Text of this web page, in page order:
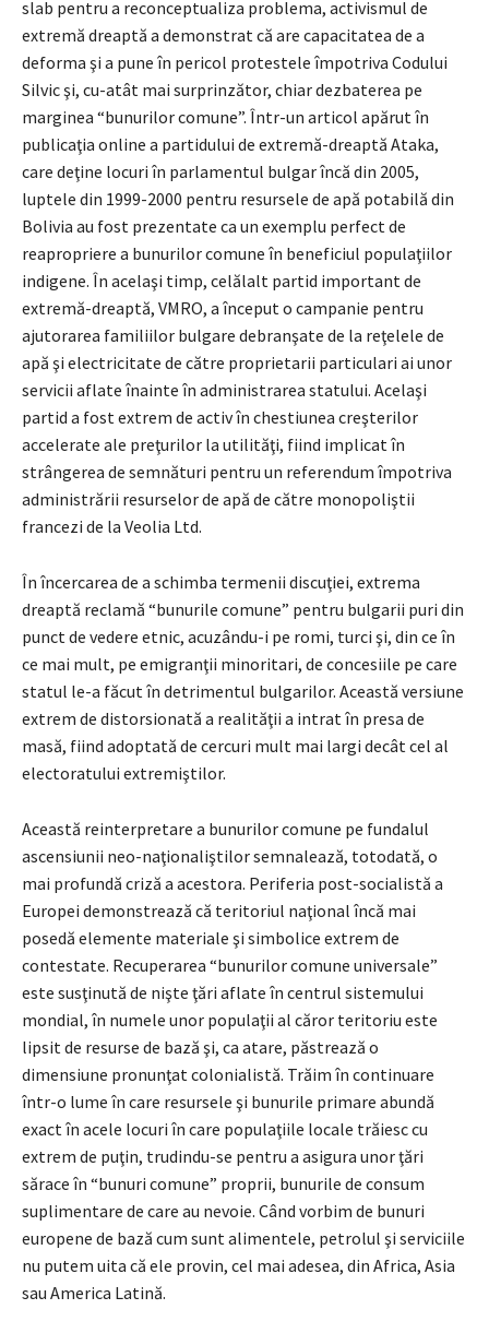
slab pentru a reconceptualiza problema, activismul de
extremă dreaptă a demonstrat că are capacitatea de a
deforma şi a pune în pericol protestele împotriva Codului
Silvic şi, cu-atât mai surprinzător, chiar dezbaterea pe
marginea “bunurilor comune”. Într-un articol apărut în
publicaţia online a partidului de extremă-dreaptă Ataka,
care deţine locuri în parlamentul bulgar încă din 2005,
luptele din 1999-2000 pentru resursele de apă potabilă din
Bolivia au fost prezentate ca un exemplu perfect de
reapropriere a bunurilor comune în beneficiul populaţiilor
indigene. În acelaşi timp, celălalt partid important de
extremă-dreaptă, VMRO, a început o campanie pentru
ajutorarea familiilor bulgare debranşate de la reţelele de
apă şi electricitate de către proprietarii particulari ai unor
servicii aflate înainte în administrarea statului. Acelaşi
partid a fost extrem de activ în chestiunea creşterilor
accelerate ale preţurilor la utilităţi, fiind implicat în
strângerea de semnături pentru un referendum împotriva
administrării resurselor de apă de către monopoliştii
francezi de la Veolia Ltd.
În încercarea de a schimba termenii discuţiei, extrema
dreaptă reclamă “bunurile comune” pentru bulgarii puri din
punct de vedere etnic, acuzându-i pe romi, turci şi, din ce în
ce mai mult, pe emigranţii minoritari, de concesiile pe care
statul le-a făcut în detrimentul bulgarilor. Această versiune
extrem de distorsionată a realităţii a intrat în presa de
masă, fiind adoptată de cercuri mult mai largi decât cel al
electoratului extremiştilor.
Această reinterpretare a bunurilor comune pe fundalul
ascensiunii neo-naţionaliştilor semnalează, totodată, o
mai profundă criză a acestora. Periferia post-socialistă a
Europei demonstrează că teritoriul naţional încă mai
posedă elemente materiale şi simbolice extrem de
contestate. Recuperarea “bunurilor comune universale”
este susţinută de nişte ţări aflate în centrul sistemului
mondial, în numele unor populaţii al căror teritoriu este
lipsit de resurse de bază şi, ca atare, păstrează o
dimensiune pronunţat colonialistă. Trăim în continuare
într-o lume în care resursele şi bunurile primare abundă
exact în acele locuri în care populaţiile locale trăiesc cu
extrem de puţin, trudindu-se pentru a asigura unor ţări
sărace în “bunuri comune” proprii, bunurile de consum
suplimentare de care au nevoie. Când vorbim de bunuri
europene de bază cum sunt alimentele, petrolul şi serviciile
nu putem uita că ele provin, cel mai adesea, din Africa, Asia
sau America Latină.